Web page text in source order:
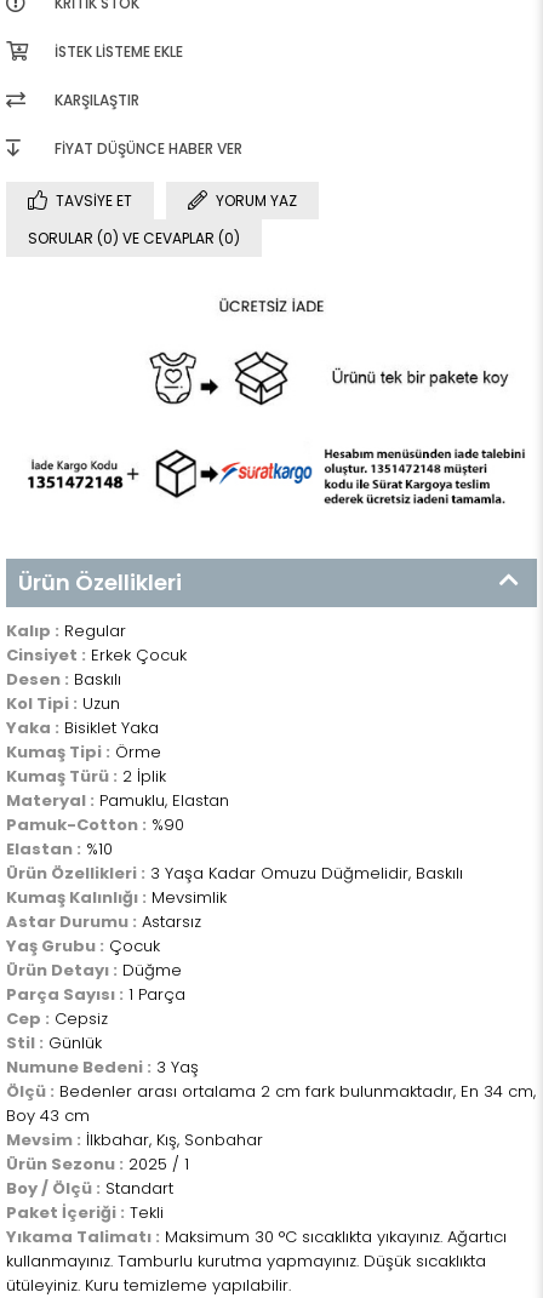
İSTEK LISTEME EKLE
KARŞILAŞTIR
FIYAT DÜŞÜNCE HABER VER
TAVSIYE ET
YORUM YAZ
SORULAR (0) VE CEVAPLAR (0)
Ürün Özellikleri
Kalıp : Regular
Cinsiyet : Erkek Çocuk
Desen : Baskılı
Kol Tipi : Uzun
Yaka : Bisiklet Yaka
Kumaş Tipi : Örme
Kumaş Türü : 2 İplik
Materyal : Pamuklu, Elastan
Pamuk-Cotton : %90
Elastan : %10
Ürün Özellikleri : 3 Yaşa Kadar Omuzu Düğmelidir, Baskılı
Kumaş Kalınlığı : Mevsimlik
Astar Durumu : Astarsız
Yaş Grubu : Çocuk
Ürün Detayı : Düğme
Parça Sayısı : 1 Parça
Cep : Cepsiz
Stil : Günlük
Numune Bedeni : 3 Yaş
Ölçü : Bedenler arası ortalama 2 cm fark bulunmaktadır, En 34 cm,
Boy 43 cm
Mevsim : İlkbahar, Kış, Sonbahar
Ürün Sezonu : 2025 / 1
Boy / Ölçü : Standart
Paket İçeriği : Tekli
Yıkama Talimatı : Maksimum 30 °C sıcaklıkta yıkayınız. Ağartıcı
kullanmayınız. Tamburlu kurutma yapmayınız. Düşük sıcaklıkta
ütüleyiniz. Kuru temizleme yapılabilir.